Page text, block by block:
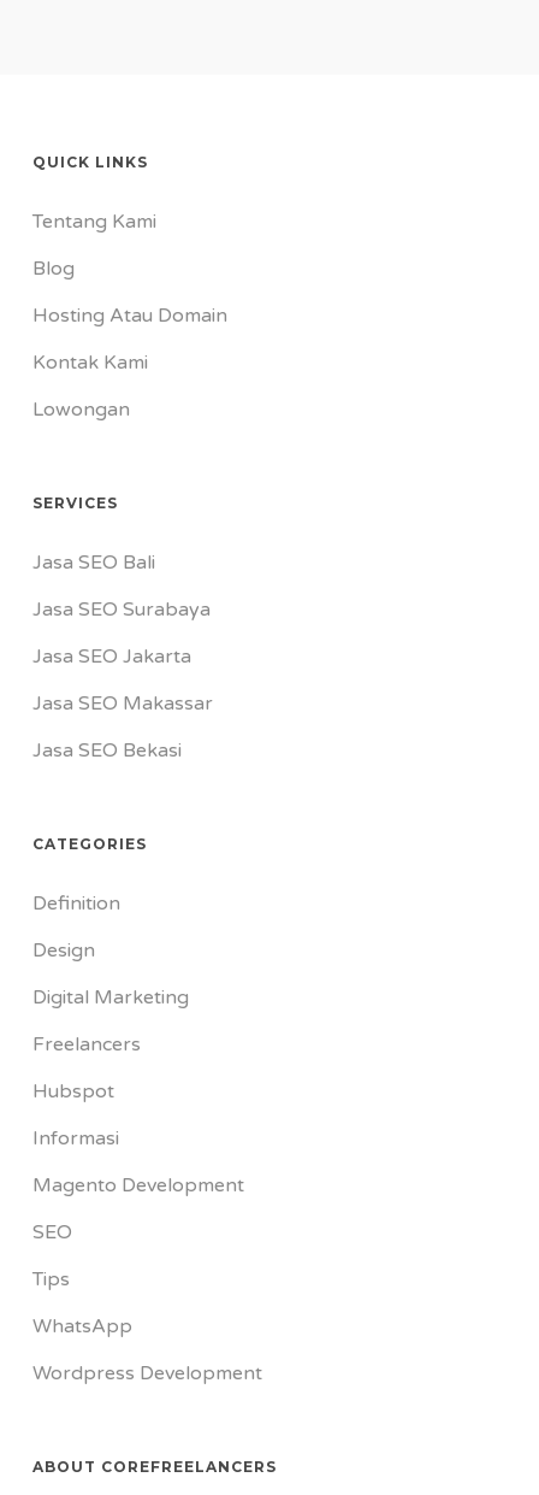
QUICK LINKS
Tentang Kami
Blog
Hosting Atau Domain
Kontak Kami
Lowongan
SERVICES
Jasa SEO Bali
Jasa SEO Surabaya
Jasa SEO Jakarta
Jasa SEO Makassar
Jasa SEO Bekasi
CATEGORIES
Definition
Design
Digital Marketing
Freelancers
Hubspot
Informasi
Magento Development
SEO
Tips
WhatsApp
Wordpress Development
ABOUT COREFREELANCERS